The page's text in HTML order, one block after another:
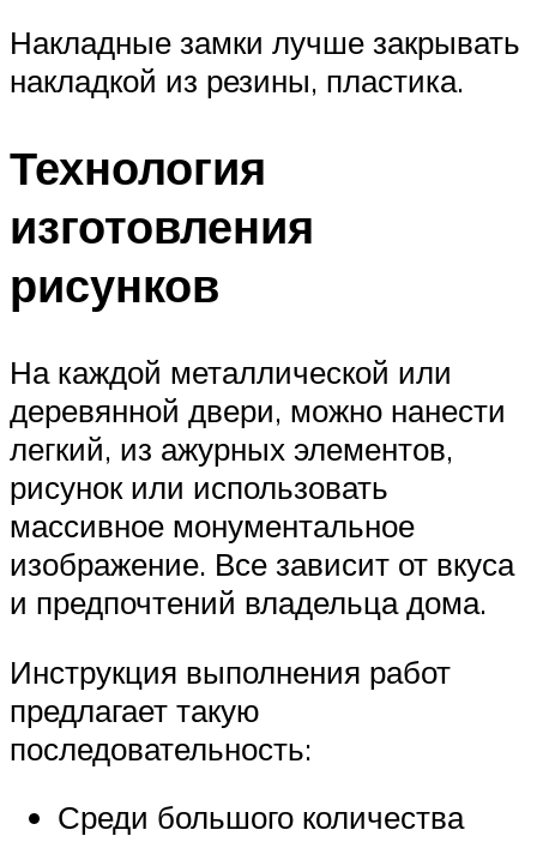
Накладные замки лучше закрывать
накладкой из резины, пластика.
Технология
изготовления
рисунков
На каждой металлической или
деревянной двери, можно нанести
легкий, из ажурных элементов,
рисунок или использовать
массивное монументальное
изображение. Все зависит от вкуса
и предпочтений владельца дома.
Инструкция выполнения работ
предлагает такую
последовательность:
Среди большого количества